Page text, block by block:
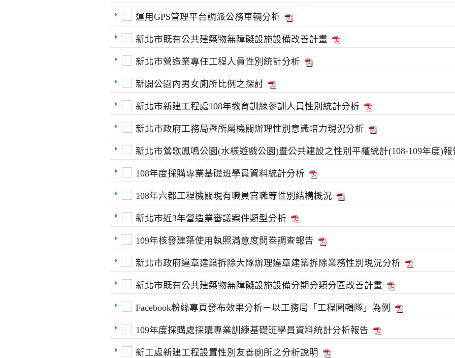
運用GPS管理平台調派公務車輛分析
新北市既有公共建築物無障礙設施設備改善計畫
新北市營造業專任工程人員性別統計分析
新闢公園內男女廁所比例之探討
新北市新建工程處108年教育訓練參訓人員性別統計分析
新北市政府工務局暨所屬機關辦理性別意識培力現況分析
新北市鶯歌鳳鳴公園(水樣遊戲公園)暨公共建設之性別平權統計(108-109年度)報
108年度採購專業基礎班學員資料統計分析
108年六都工程機關現有職員官職等性別結構概況
新北市近3年營造業審議案件類型分析
109年核發建築使用執照滿意度問卷調查報告
新北市政府違章建築拆除大隊辦理違章建築拆除業務性別現況分析
新北市既有公共建築物無障礙設施設備分期分類分區改善計畫
Facebook粉絲專頁發布效果分析－以工務局「工程圖輯隊」為例
109年度採購處採購專業訓練基礎班學員資料統計分析報告
新工處新建工程設置性別友善廁所之分析說明